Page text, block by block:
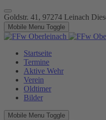
Goldstr. 41, 97274 Leinach
Mobile Menu Toggle
Startseite
Termine
Aktive Wehr
Verein
Oldtimer
Bilder
Mobile Menu Toggle